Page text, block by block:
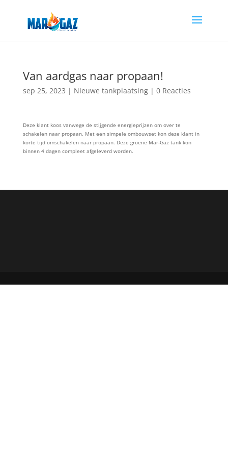
Van aardgas naar propaan!
sep 25, 2023 | Nieuwe tankplaatsing| 0 Reacties
Deze klant koos vanwege de stijgende energieprijzen om over te
schakelen naar propaan. Met een simpele ombouwset kon deze klant in
korte tijd omschakelen naar propaan. Deze groene Mar-Gaz tank kon
binnen 4 dagen compleet afgeleverd worden.